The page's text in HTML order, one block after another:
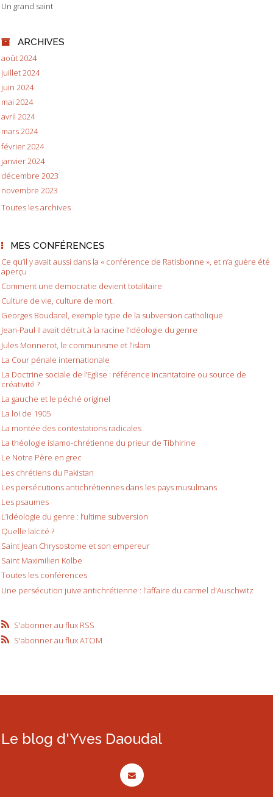
Un grand saint
ARCHIVES
août 2024
juillet 2024
juin 2024
mai 2024
avril 2024
mars 2024
février 2024
janvier 2024
décembre 2023
novembre 2023
Toutes les archives
MES CONFÉRENCES
Ce qu’il y avait aussi dans la « conférence de Ratisbonne », et n’a guère été
aperçu
Comment une democratie devient totalitaire
Culture de vie, culture de mort.
Georges Boudarel, exemple type de la subversion catholique
Jean-Paul II avait détruit à la racine l’idéologie du genre
Jules Monnerot, le communisme et l’islam
La Cour pénale internationale
La Doctrine sociale de l’Eglise : référence incantatoire ou source de
créativité ?
La gauche et le péché originel
La loi de 1905
La montée des contestations radicales
La théologie islamo-chrétienne du prieur de Tibhirine
Le Notre Père en grec
Les chrétiens du Pakistan
Les persécutions antichrétiennes dans les pays musulmans
Les psaumes
L’idéologie du genre : l’ultime subversion
Quelle laïcité ?
Saint Jean Chrysostome et son empereur
Saint Maximilien Kolbe
Toutes les conférences
Une persécution juive antichrétienne : l'affaire du carmel d'Auschwitz
S'abonner au flux RSS
S'abonner au flux ATOM
Le blog d'Yves Daoudal